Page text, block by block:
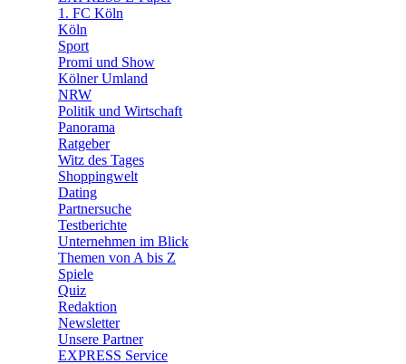
1. FC Köln
Köln
Sport
Promi und Show
Kölner Umland
NRW
Politik und Wirtschaft
Panorama
Ratgeber
Witz des Tages
Shoppingwelt
Dating
Partnersuche
Testberichte
Unternehmen im Blick
Themen von A bis Z
Spiele
Quiz
Redaktion
Newsletter
Unsere Partner
EXPRESS Service